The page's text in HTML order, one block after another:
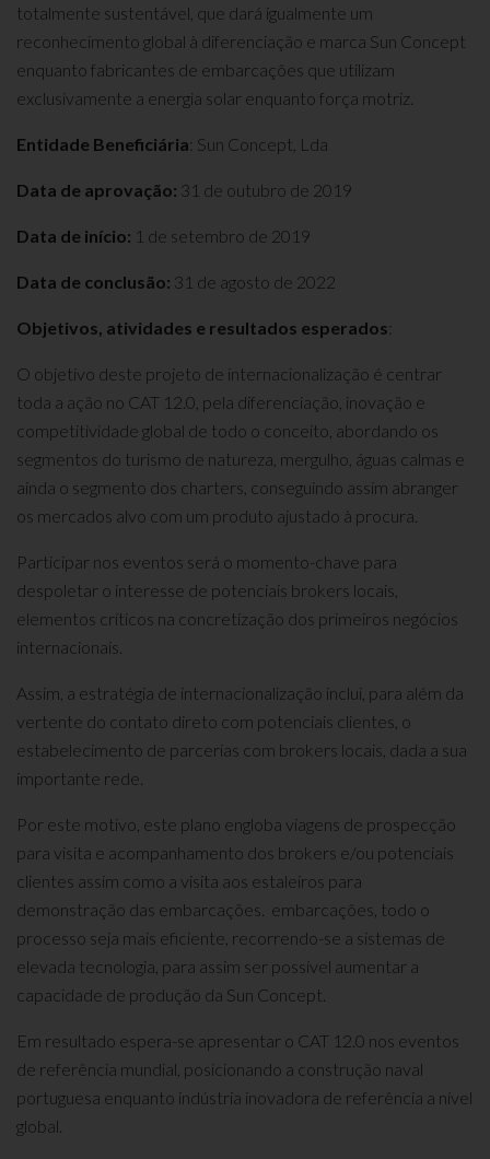
totalmente sustentável, que dará igualmente um
reconhecimento global à diferenciação e marca Sun Concept
enquanto fabricantes de embarcações que utilizam
exclusivamente a energia solar enquanto força motriz.
Entidade Beneficiária: Sun Concept, Lda
Data de aprovação: 31 de outubro de 2019
Data de início: 1 de setembro de 2019
Data de conclusão: 31 de agosto de 2022
Objetivos, atividades e resultados esperados:
O objetivo deste projeto de internacionalização é centrar
toda a ação no CAT 12.0, pela diferenciação, inovação e
competitividade global de todo o conceito, abordando os
segmentos do turismo de natureza, mergulho, águas calmas e
ainda o segmento dos charters, conseguindo assim abranger
os mercados alvo com um produto ajustado à procura.
Participar nos eventos será o momento-chave para
despoletar o interesse de potenciais brokers locais,
elementos críticos na concretização dos primeiros negócios
internacionais.
Assim, a estratégia de internacionalização inclui, para além da
vertente do contato direto com potenciais clientes, o
estabelecimento de parcerias com brokers locais, dada a sua
importante rede.
Por este motivo, este plano engloba viagens de prospecção
para visita e acompanhamento dos brokers e/ou potenciais
clientes assim como a visita aos estaleiros para
demonstração das embarcações. embarcações, todo o
processo seja mais eficiente, recorrendo-se a sistemas de
elevada tecnologia, para assim ser possível aumentar a
capacidade de produção da Sun Concept.
Em resultado espera-se apresentar o CAT 12.0 nos eventos
de referência mundial, posicionando a construção naval
portuguesa enquanto indústria inovadora de referência a nível
global.